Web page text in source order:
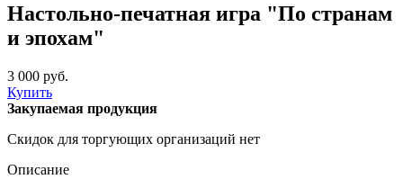
Настольно-печатная игра "По странам
и эпохам"
3 000 руб.
Купить
Закупаемая продукция
Скидок для торгующих организаций нет
Описание